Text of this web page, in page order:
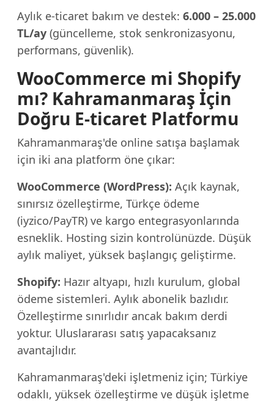
Aylık e-ticaret bakım ve destek: 6.000 – 25.000
TL/ay (güncelleme, stok senkronizasyonu,
performans, güvenlik).
WooCommerce mi Shopify
mı? Kahramanmaraş İçin
Doğru E-ticaret Platformu
Kahramanmaraş'de online satışa başlamak
için iki ana platform öne çıkar:
WooCommerce (WordPress): Açık kaynak,
sınırsız özelleştirme, Türkçe ödeme
(iyzico/PayTR) ve kargo entegrasyonlarında
esneklik. Hosting sizin kontrolünüzde. Düşük
aylık maliyet, yüksek başlangıç geliştirme.
Shopify: Hazır altyapı, hızlı kurulum, global
ödeme sistemleri. Aylık abonelik bazlıdır.
Özelleştirme sınırlıdır ancak bakım derdi
yoktur. Uluslararası satış yapacaksanız
avantajlıdır.
Kahramanmaraş'deki işletmeniz için; Türkiye
odaklı, yüksek özelleştirme ve düşük işletme